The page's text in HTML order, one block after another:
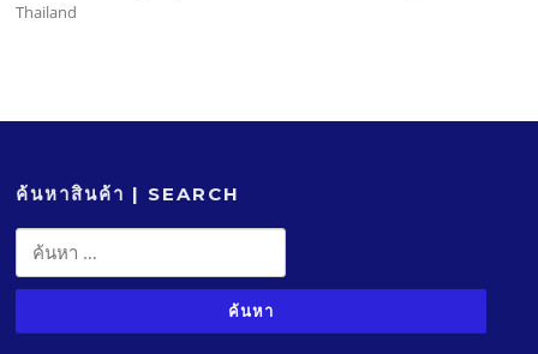
Thailand
ค้นหาสินค้า | SEARCH
ค้นหา